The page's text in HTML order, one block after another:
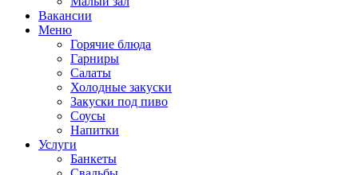
Вакансии
Меню
Горячие блюда
Гарниры
Салаты
Холодные закуски
Закуски под пиво
Соусы
Напитки
Услуги
Банкеты